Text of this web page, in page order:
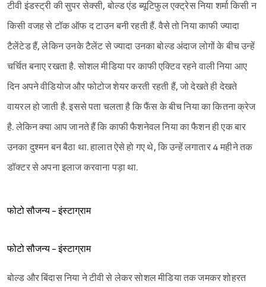
टीवी इंडस्ट्री की सुपर सेक्सी, बोल्ड एंड ब्यूटिफुल एक्ट्रेस निया शर्मा किसी न
किसी वजह से टॉक ऑफ द टाउन बनी रहती हैं. वैसे तो निया काफी ज्यादा
टैलेंटेड हैं, लेकिन उनके टैलेंट से ज्यादा उनका बोल्ड अंदाज लोगों के बीच उन्हें
चर्चित बनाए रखता है. सोशल मीडिया पर काफी एक्टिव रहने वाली निया आए
दिन अपने वीडियोज और फोटोज शेयर करती रहती हैं, जो देखते ही देखते
वायरल हो जाती है. इससे पता चलता है कि फैंस के बीच निया का कितना क्रेज
है. लेकिन क्या आप जानते हैं कि काफी फैशनेवल निया का फैशन ही एक बार
उनका दुश्मन बन बैठा था. हालात ऐसे हो गए थे, कि उन्हें लगातार 4 महीने तक
डॉक्टर से अपना इलाज करवाना पड़ा था.
फोटो सौजन्य - इंस्टाग्राम
फोटो सौजन्य - इंस्टाग्राम
बोल्ड और बिंदास निया ने टीवी से लेकर सोशल मीडिया तक जमकर शोहरत